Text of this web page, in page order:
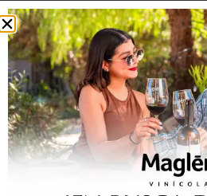
NEBBIOLO
$
Añadir Al